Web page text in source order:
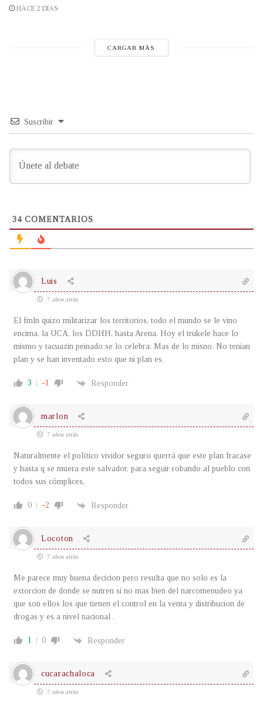
HACE 2 DÍAS
CARGAR MÁS
Suscribir
34COMENTARIOS
Luis
7 años atrás
El fmln quizo militarizar los territorios, todo el mundo se le vino
encima, la UCA, los DDHH, hasta Arena. Hoy el trukele hace lo
mismo y tacuazin peinado se lo celebra. Mas de lo misno. No tenian
plan y se han inventado esto que ni plan es.
3 -1 Responder
marlon
7 años atrás
Naturalmente el político vividor seguro querrá que este plan fracase
y hasta q se muera este salvador, para seguir robando al pueblo con
todos sus cómplices,
0 -2 Responder
Locoton
7 años atrás
Me parece muy buena decicion pero resulta que no solo es la
extorcion de donde se nutren si no mas bien del narcomenudeo ya
que son ellos los que tienen el control en la venta y distribucion de
drogas y es a nivel nacional .
1 0 Responder
cucarachaloca
7 años atrás